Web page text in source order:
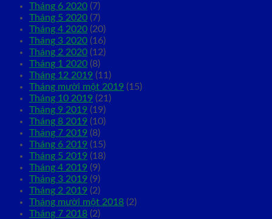
Tháng 6 2020 (7)
Tháng 5 2020 (7)
Tháng 4 2020 (20)
Tháng 3 2020 (16)
Tháng 2 2020 (12)
Tháng 1 2020 (8)
Tháng 12 2019 (11)
Tháng mười một 2019 (15)
Tháng 10 2019 (21)
Tháng 9 2019 (19)
Tháng 8 2019 (10)
Tháng 7 2019 (8)
Tháng 6 2019 (15)
Tháng 5 2019 (18)
Tháng 4 2019 (9)
Tháng 3 2019 (9)
Tháng 2 2019 (2)
Tháng mười một 2018 (2)
Tháng 7 2018 (2)